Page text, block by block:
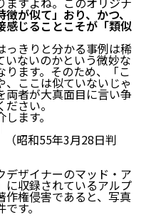
徴が似て」おり、かつ、
感じることこそが「類似
っきりと分かる事例は稀
いないのかという微妙な
ます。そのため、「こ
、ここは似ていないじゃ
両者が大真面目に言い争
ださい。
ます。
（昭和55年3月28日判
デザイナーのマッド・ア
に収録されているアルプ
作権侵害であると、写真
です。